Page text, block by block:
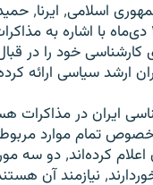
ارشد سیاسی ارائه
ایران در مذاکرات
جمهوری
بسیار مهم سیاسی